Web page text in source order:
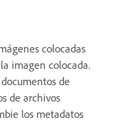
colocadas
imagen colocada.
de
de archivos
los metadatos